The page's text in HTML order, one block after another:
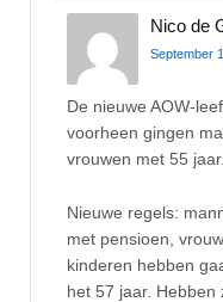
Nico de
September
De nieuwe AOW-
voorheen gingen
vrouwen met 55
Nieuwe regels:
met pensioen,
kinderen hebben
het 57 jaar. Hebben